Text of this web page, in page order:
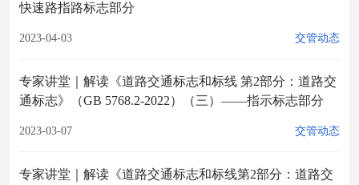
快速路指路标志部分
2023-04-03 交管动态
专家讲堂｜解读《道路交通标志和标线 第2部分：道路交
通标志》（GB 5768.2-2022）（三）——指示标志部分
2023-03-07 交管动态
专家讲堂｜解读《道路交通标志和标线第2部分：道路交